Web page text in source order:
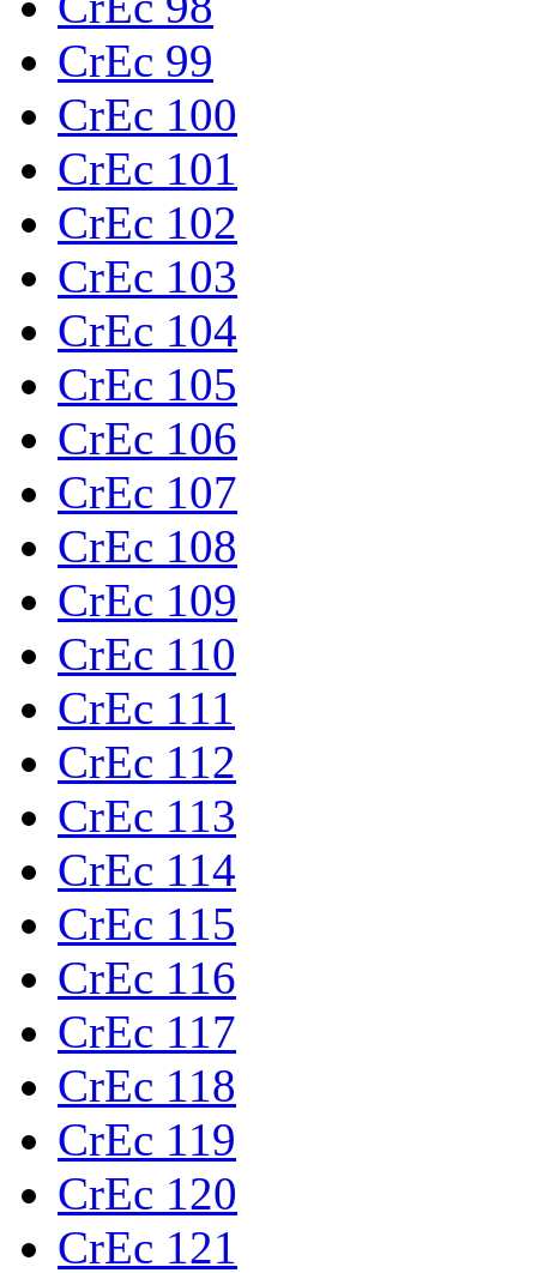
CrEc 99
CrEc 100
CrEc 101
CrEc 102
CrEc 103
CrEc 104
CrEc 105
CrEc 106
CrEc 107
CrEc 108
CrEc 109
CrEc 110
CrEc 111
CrEc 112
CrEc 113
CrEc 114
CrEc 115
CrEc 116
CrEc 117
CrEc 118
CrEc 119
CrEc 120
CrEc 121